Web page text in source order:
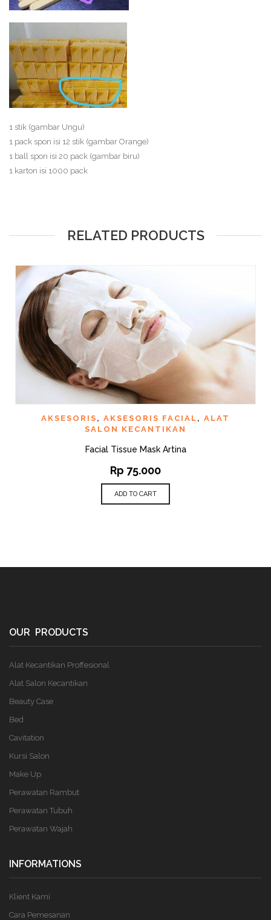
1 stik (gambar Ungu)
1 pack spon isi 12 stik (gambar Orange)
1 ball spon isi 20 pack (gambar biru)
1 karton isi 1000 pack
RELATED PRODUCTS
AKSESORIS , AKSESORIS FACIAL , ALAT
SALON KECANTIKAN
Facial Tissue Mask Artina
Rp 75.000
ADD TO CART
OUR PRODUCTS
Alat Kecantikan Proffesional
Alat Salon Kecantikan
Beauty Case
Bed
Cavitation
Kursi Salon
Make Up
Perawatan Rambut
Perawatan Tubuh
Perawatan Wajah
INFORMATIONS
Klient Kami
Cara Pemesanan